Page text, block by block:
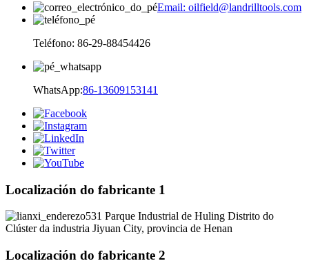
Email: oilfield@landrilltools.com
Teléfono: 86-29-88454426
WhatsApp:86-13609153141
Localización do fabricante 1
531 Parque Industrial de Huling Distrito do
Clúster da industria Jiyuan City, provincia de Henan
Localización do fabricante 2